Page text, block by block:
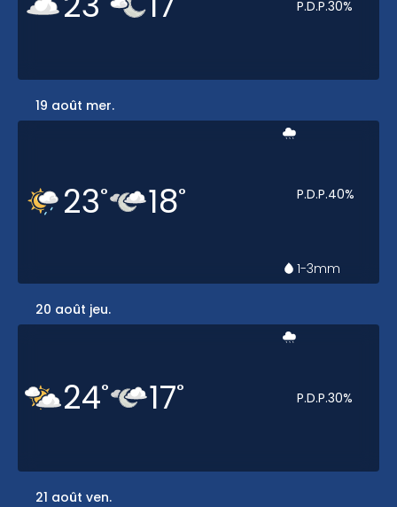
P.D.P.30%
19 août mer.
23° 18° P.D.P.40%
1-3mm
20 août jeu.
24° 17° P.D.P.30%
21 août ven.